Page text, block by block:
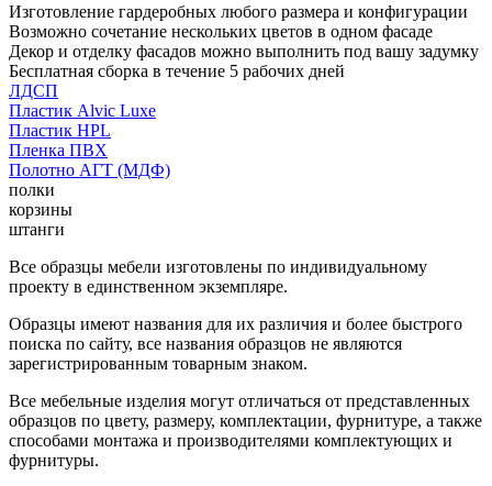
Изготовление гардеробных любого размера и конфигурации
Возможно сочетание нескольких цветов в одном фасаде
Декор и отделку фасадов можно выполнить под вашу задумку
Бесплатная сборка в течение 5 рабочих дней
ЛДСП
Пластик Alvic Luxe
Пластик HPL
Пленка ПВХ
Полотно АГТ (МДФ)
полки
корзины
штанги
Все образцы мебели изготовлены по индивидуальному
проекту в единственном экземпляре.
Образцы имеют названия для их различия и более быстрого
поиска по сайту, все названия образцов не являются
зарегистрированным товарным знаком.
Все мебельные изделия могут отличаться от представленных
образцов по цвету, размеру, комплектации, фурнитуре, а также
способами монтажа и производителями комплектующих и
фурнитуры.